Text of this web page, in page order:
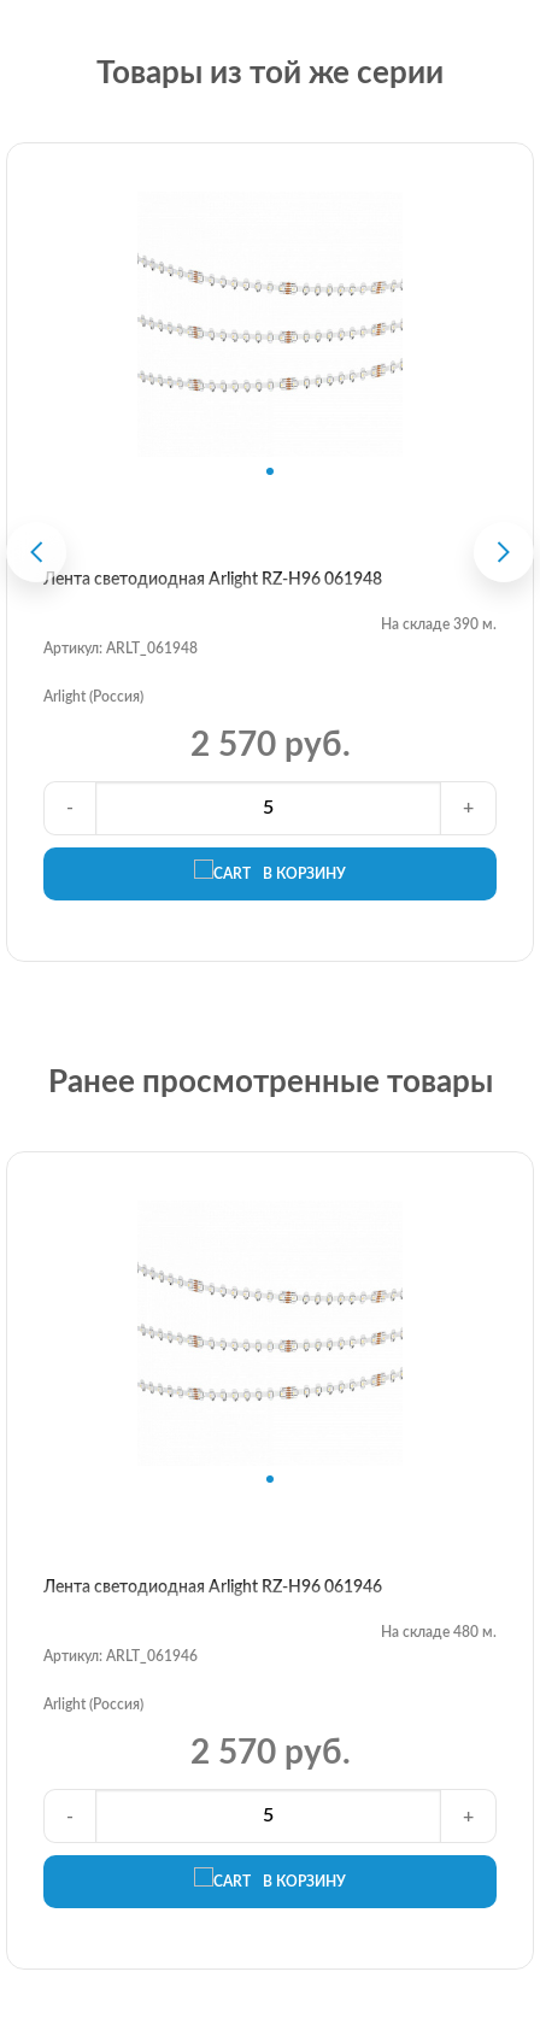
Товары из той же серии
Лента светодиодная Arlight RZ-H96 061948
На складе 390 м.
Артикул: ARLT_061948
Arlight (Россия)
2 570 руб.
В КОРЗИНУ
- +
Ранее просмотренные товары
Лента светодиодная Arlight RZ-H96 061946
На складе 480 м.
Артикул: ARLT_061946
Arlight (Россия)
2 570 руб.
В КОРЗИНУ
- +